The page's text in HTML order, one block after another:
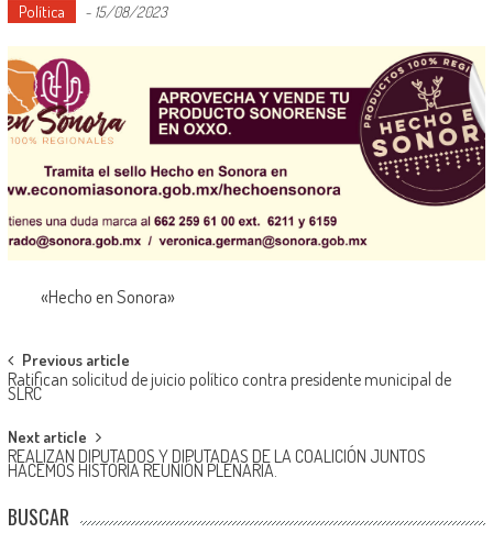
Política - 15/08/2023
«Hecho en Sonora»
Post
navigation
Previous article
Ratifican solicitud de juicio político contra presidente municipal de
SLRC
Next article
REALIZAN DIPUTADOS Y DIPUTADAS DE LA COALICIÓN JUNTOS
HACEMOS HISTORIA REUNIÓN PLENARIA.
BUSCAR